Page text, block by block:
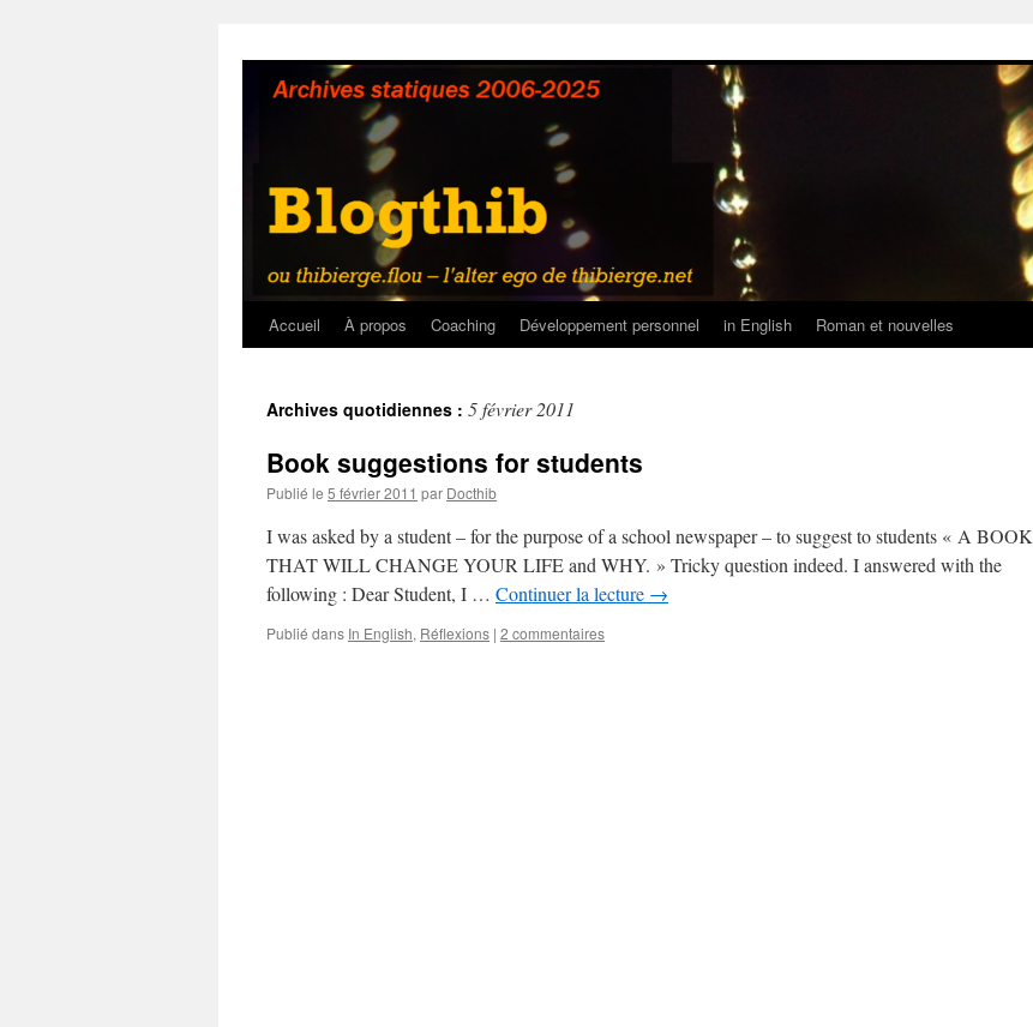
contenu
Accueil À propos Coaching Développement personnel in English Roman et nouvelles
Archives quotidiennes : 5 février 2011
Book suggestions for students
Publié le 5 février 2011 par Docthib
I was asked by a student – for the purpose of a school newspaper – to suggest to students « A BOOK
THAT WILL CHANGE YOUR LIFE and WHY. » Tricky question indeed. I answered with the
following : Dear Student, I … Continuer la lecture →
Publié dans In English, Réflexions | 2 commentaires